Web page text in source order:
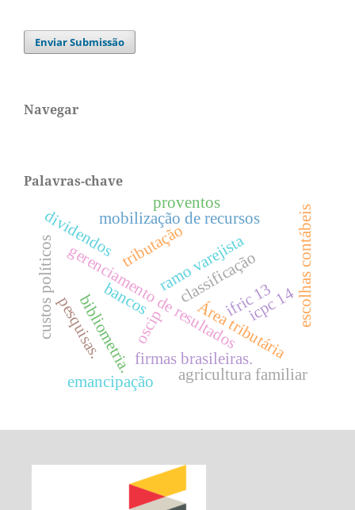
Enviar Submissão
Navegar
Palavras-chave
classificação
Área tributária
tributação
gerenciamento de resultados
firmas brasileiras.
agricultura familiar
bibliometria.
bancos
pesquisas.
mobilização de recursos
oscip
ramo varejista
custos políticos ifric 13 escolhas contábeis
icpc 14
dividendos
proventos
emancipação